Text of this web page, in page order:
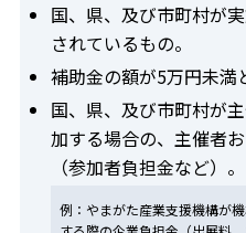
国、県、及び市町村が
されているもの。
補助金の額が5万円未満
国、県、及び市町村が
加する場合の、主催者
（参加者負担金など）。
例：やまがた産業支援機構が